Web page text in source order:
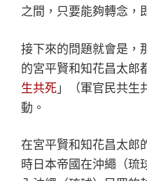
之間，只要能夠轉念，
接下來的問題就會是，
的宮平賢和知花昌太郎
生共死 」（軍官民共生
動。
在宮平賢和知花昌太郎
時日本帝國在沖繩（琉